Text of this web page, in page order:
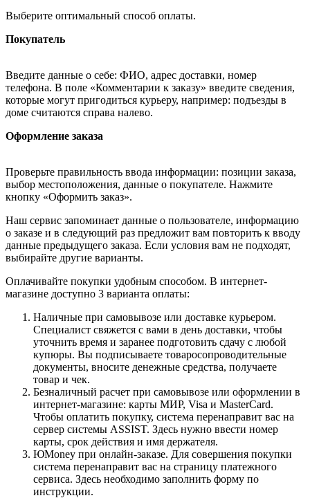
Выберите оптимальный способ оплаты.
Покупатель
Введите данные о себе: ФИО, адрес доставки, номер
телефона. В поле «Комментарии к заказу» введите сведения,
которые могут пригодиться курьеру, например: подъезды в
доме считаются справа налево.
Оформление заказа
Проверьте правильность ввода информации: позиции заказа,
выбор местоположения, данные о покупателе. Нажмите
кнопку «Оформить заказ».
Наш сервис запоминает данные о пользователе, информацию
о заказе и в следующий раз предложит вам повторить к вводу
данные предыдущего заказа. Если условия вам не подходят,
выбирайте другие варианты.
Оплачивайте покупки удобным способом. В интернет-
магазине доступно 3 варианта оплаты:
Наличные при самовывозе или доставке курьером.
Специалист свяжется с вами в день доставки, чтобы
уточнить время и заранее подготовить сдачу с любой
купюры. Вы подписываете товаросопроводительные
документы, вносите денежные средства, получаете
товар и чек.
Безналичный расчет при самовывозе или оформлении в
интернет-магазине: карты МИР, Visa и MasterCard.
Чтобы оплатить покупку, система перенаправит вас на
сервер системы ASSIST. Здесь нужно ввести номер
карты, срок действия и имя держателя.
ЮMoney при онлайн-заказе. Для совершения покупки
система перенаправит вас на страницу платежного
сервиса. Здесь необходимо заполнить форму по
инструкции.